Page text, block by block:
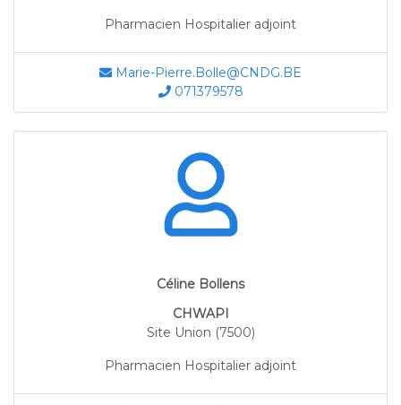
Pharmacien Hospitalier adjoint
Marie-Pierre.Bolle@CNDG.BE
071379578
Céline Bollens
CHWAPI
Site Union (7500)
Pharmacien Hospitalier adjoint